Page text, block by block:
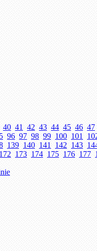
40 41 42 43 44 45 46 47
96 97 98 99 100 101
139 140 141 142 143
172 173 174 175 176 177